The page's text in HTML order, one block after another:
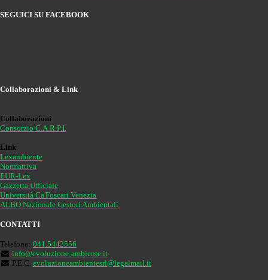
SEGUICI SU FACEBOOK
Collaborazioni & Link
Collaborazioni
Consorzio C.A.R.P.I.
Link
Lexambiente
Normattiva
EUR-Lex
Gazzetta Ufficiale
Università Ca'Foscari Venezia
ALBO Nazionale Gestori Ambientali
CONTATTI
Telefono: 041.5442556
info@evoluzione-ambiente.it
P.E.C. evoluzioneambientesrl@legalmail.it